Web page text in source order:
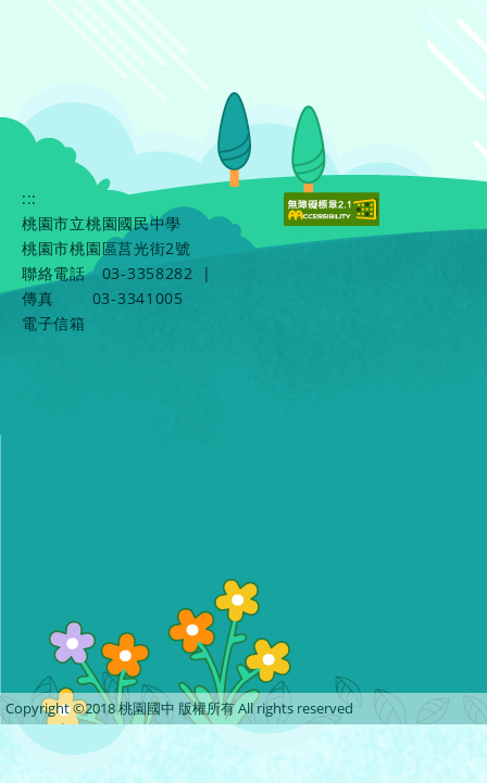
:::
桃園市立桃園國民中學
桃園市桃園區莒光街2號
聯絡電話
03-3358282
|
傳真
03-3341005
電子信箱
Copyright ©2018 桃園國中 版權所有 All rights reserved